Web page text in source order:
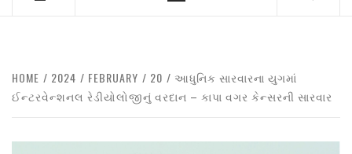
HOME 2024 FEBRUARY 20
આધુનિક સારવારના યુગમાં
ઈન્ટરવેન્શનલ રેડીયોલોજીનું વરદાન – કાપા વગર કેન્સરની સારવાર